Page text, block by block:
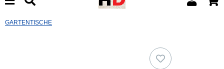
GARTENTISCHE